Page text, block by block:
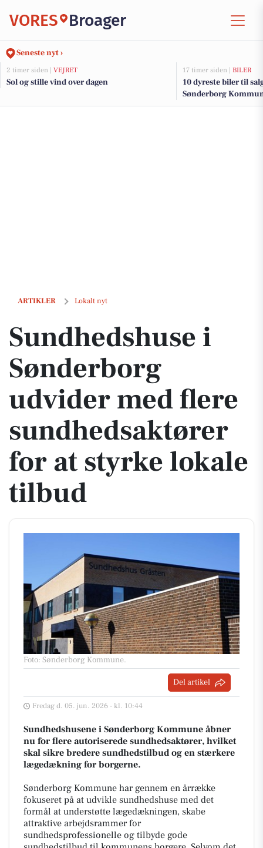
VORES Broager
Seneste nyt ›
2 timer siden | VEJRET
Sol og stille vind over dagen
17 timer siden | BILER
10 dyreste biler til
Sønderborg
ARTIKLER Lokalt nyt
Sundhedshuse i Sønderborg udvider med flere sundhedsaktører
Sundhedshuse i
Sønderborg
udvider med flere
sundhedsaktører
for at styrke lokale
tilbud
Foto: Sønderborg Kommune.
Del artikel
Fredag d. 05. jun. 2026 - kl. 10:44
Sundhedshusene i Sønderborg Kommune åbner
nu for flere autoriserede sundhedsaktører, hvilket
skal sikre bredere sundhedstilbud og en stærkere
lægedækning for borgerne.
Sønderborg Kommune har gennem en årrække
fokuseret på at udvikle sundhedshuse med det
formål at understøtte lægedækningen, skabe
attraktive arbejdsrammer for
sundhedsprofessionelle og tilbyde gode